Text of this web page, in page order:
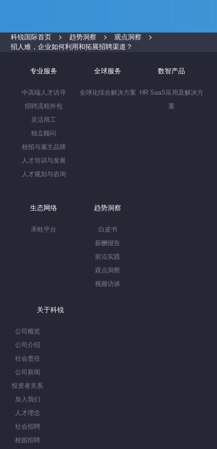
科锐国际首页 趋势洞察
观点洞察
招人难，企业如何利用和拓展招聘渠道？
专业服务
中高端人才访寻
招聘流程外包
灵活用工
独立顾问
校招与雇主品牌
人才培训与发展
人才规划与咨询
全球服务
全球化综合解决方案
数智产品
HR SaaS应用及解决方
案
生态网络
禾蛙平台
趋势洞察
白皮书
薪酬报告
前沿实践
观点洞察
视频访谈
关于科锐
公司概览
公司介绍
社会责任
公司新闻
投资者关系
加入我们
人才理念
社会招聘
校园招聘